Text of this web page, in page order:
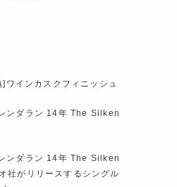
ワインカスクフィニッシュ
ンダラン 14年 The Silken
ンダラン 14年 The Silken
社がリリースするシングル